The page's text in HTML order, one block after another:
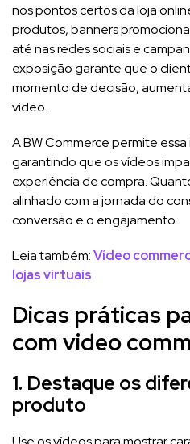
nos pontos certos da loja
produtos, banners
até nas redes sociais e
exposição garante que o
momento de decisão,
vídeo.
A BW Commerce permite
garantindo que os vídeos
experiência de compra.
alinhado com a jornada do
conversão e o engajamento.
Leia também:Vídeo
lojas virtuais
Dicas práticas
com video
1. Destaque os
produto